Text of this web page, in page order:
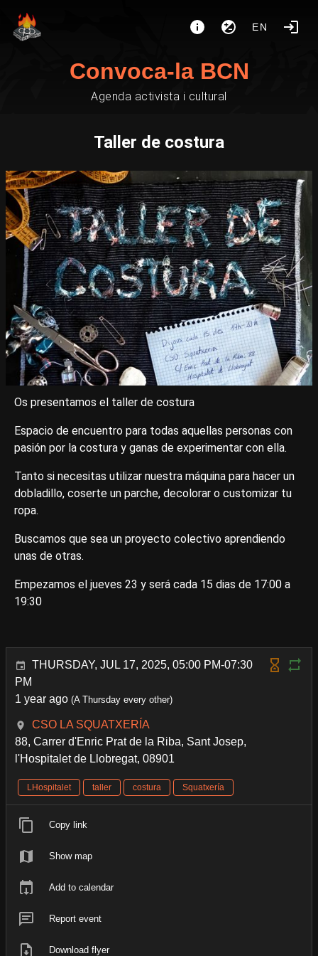
EN
Convoca-la BCN
Agenda activista i cultural
Taller de costura
Os presentamos el taller de costura
Espacio de encuentro para todas aquellas personas con
pasión por la costura y ganas de experimentar con ella.
Tanto si necesitas utilizar nuestra máquina para hacer un
dobladillo, coserte un parche, decolorar o customizar tu
ropa.
Buscamos que sea un proyecto colectivo aprendiendo
unas de otras.
Empezamos el jueves 23 y será cada 15 dias de 17:00 a
19:30
THURSDAY, JUL 17, 2025, 05:00 PM-07:30
PM
1 year ago (A Thursday every other)
CSO LA SQUATXERÍA
88, Carrer d'Enric Prat de la Riba, Sant Josep,
l'Hospitalet de Llobregat, 08901
LHospitalet taller costura Squatxería
Copy link
Show map
Add to calendar
Report event
Download flyer